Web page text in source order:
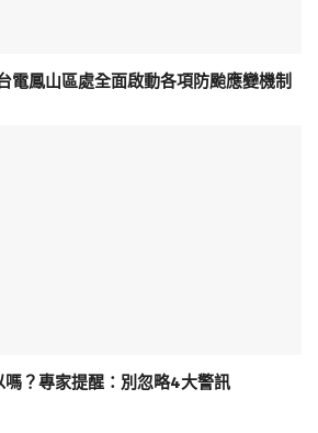
電鳳山區處全面啟動各項防颱應變機制
嗎？專家提醒：別忽略4大警訊